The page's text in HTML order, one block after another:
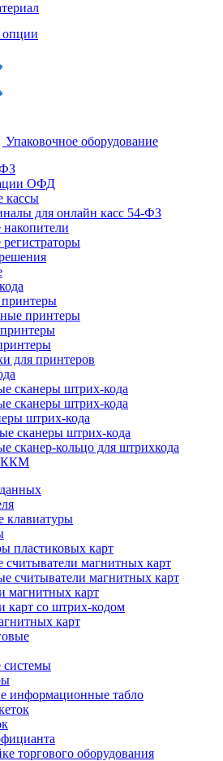
опции
Упаковочное оборудование
ОФД
кассы
для онлайн касс 54-ФЗ
принтеры
для принтеров
сканеры штрих-кода
сканеры штрих-кода
штрих-кода
сканеры штрих-кода
сканер-кольцо для штрихкода
ККМ
клавиатуры
пластиковых карт
магнитных карт
считыватели магнитных карт
магнитных карт
карт со штрих-кодом
карт
информационные табло
торгового оборудования